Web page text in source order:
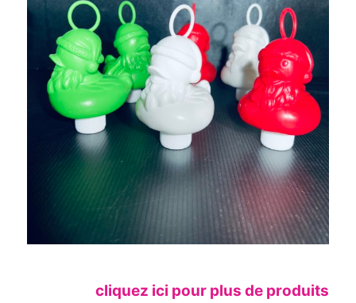
cliquez ici pour plus de produits